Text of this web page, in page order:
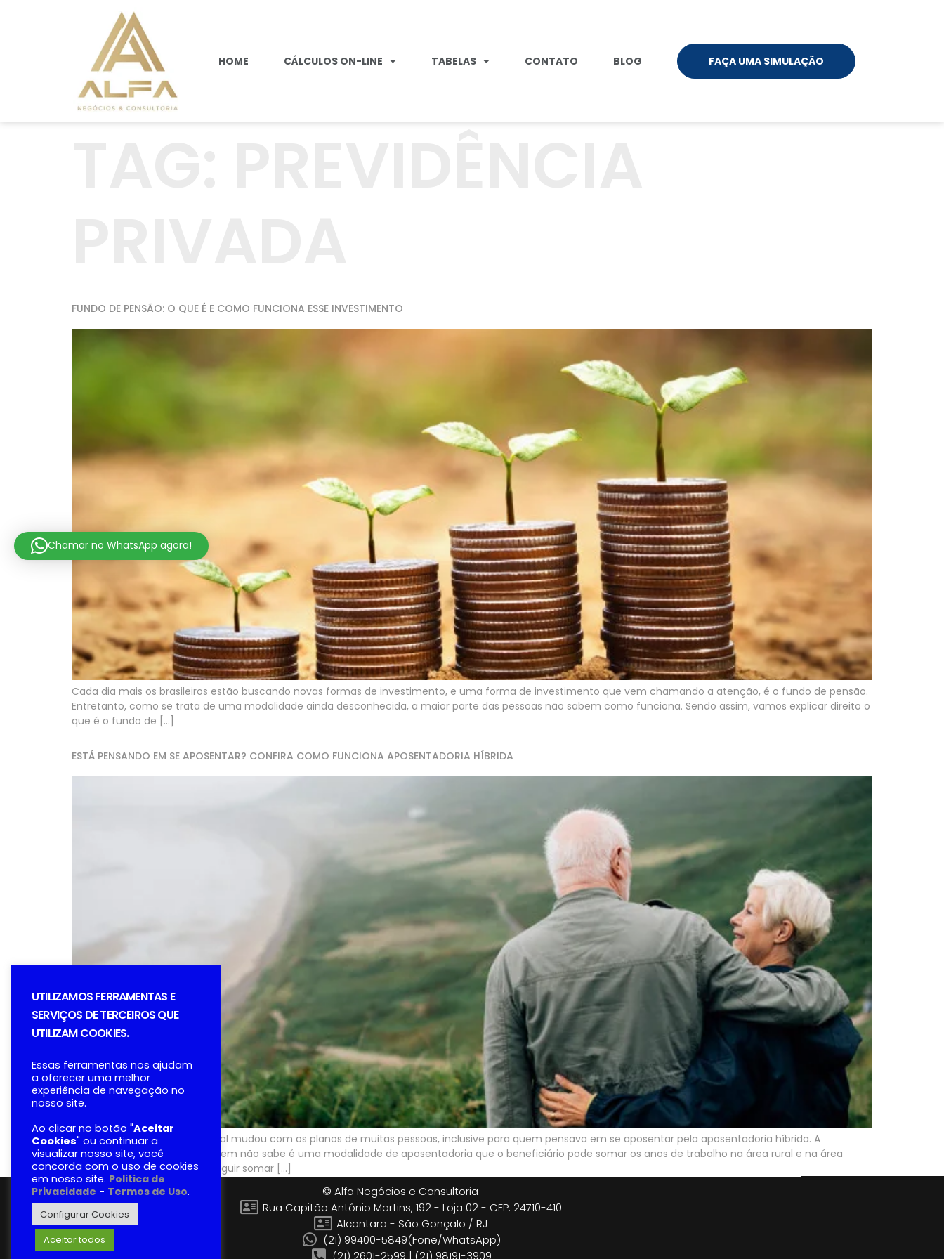
HOME CÁLCULOS ON-LINE TABELAS CONTATO BLOG FAÇA UMA SIMULAÇÃO
FUNDO DE PENSÃO: O QUE É E COMO FUNCIONA ESSE INVESTIMENTO
Cada dia mais os brasileiros estão buscando novas formas de investimento, e uma forma de investimento que vem chamando a atenção, é o fundo de pensão.
Entretanto, como se trata de uma modalidade ainda desconhecida, a maior parte das pessoas não sabem como funciona. Sendo assim, vamos explicar direito o
que é o fundo de […]
ESTÁ PENSANDO EM SE APOSENTAR? CONFIRA COMO FUNCIONA APOSENTADORIA HÍBRIDA
A reforma da previdência social mudou com os planos de muitas pessoas, inclusive para quem pensava em se aposentar pela aposentadoria híbrida. A
aposentadoria híbrida para quem não sabe é uma modalidade de aposentadoria que o beneficiário pode somar os anos de trabalho na área rural e na área
urbana. Assim, ele pode conseguir somar […]
© Alfa Negócios e Consultoria
Rua Capitão Antônio Martins, 192 - Loja 02 - CEP: 24710-410
Alcantara - São Gonçalo / RJ
(21) 99400-5849(Fone/WhatsApp)
(21) 2601-2599 | (21) 98191-3909
UTILIZAMOS FERRAMENTAS E
SERVIÇOS DE TERCEIROS QUE
UTILIZAM COOKIES.
Essas ferramentas nos ajudam
a oferecer uma melhor
experiência de navegação no
nosso site.
Ao clicar no botão "Aceitar
Cookies" ou continuar a
visualizar nosso site, você
concorda com o uso de cookies
em nosso site. Politica de
Privacidade - Termos de Uso.
Configurar Cookies
Aceitar todos
Chamar no WhatsApp agora!